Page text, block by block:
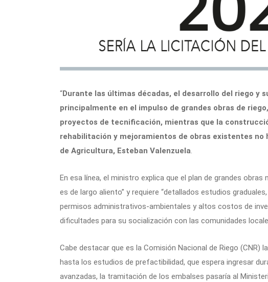
“Durante las últimas décadas, el desarrollo del riego y
principalmente en el impulso de grandes obras de
proyectos de tecnificación, mientras que la
rehabilitación y mejoramientos de obras existentes
de Agricultura, Esteban Valenzuela.
En esa línea, el ministro explica que el plan de grandes
es de largo aliento” y requiere “detallados estudios
permisos administrativos-ambientales y altos costos de
dificultades para su socialización con las comunidades
Cabe destacar que es la Comisión Nacional de Riego (CNR)
hasta los estudios de prefactibilidad, que espera ingresar
avanzadas, la tramitación de los embalses pasaría al